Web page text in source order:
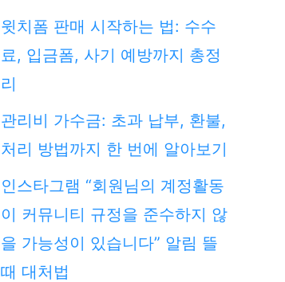
윗치폼 판매 시작하는 법: 수수
료, 입금폼, 사기 예방까지 총정
리
관리비 가수금: 초과 납부, 환불,
처리 방법까지 한 번에 알아보기
인스타그램 “회원님의 계정활동
이 커뮤니티 규정을 준수하지 않
을 가능성이 있습니다” 알림 뜰
때 대처법